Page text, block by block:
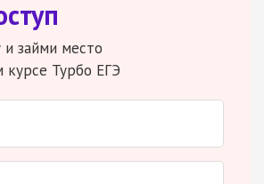
и займи место
курсе Турбо ЕГЭ